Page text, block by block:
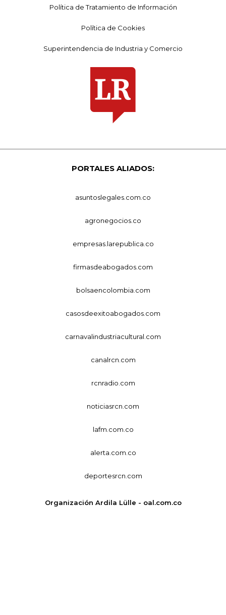
Política de Tratamiento de Información
Política de Cookies
Superintendencia de Industria y Comercio
PORTALES ALIADOS:
asuntoslegales.com.co
agronegocios.co
empresas.larepublica.co
firmasdeabogados.com
bolsaencolombia.com
casosdeexitoabogados.com
carnavalindustriacultural.com
canalrcn.com
rcnradio.com
noticiasrcn.com
lafm.com.co
alerta.com.co
deportesrcn.com
Organización Ardila Lülle - oal.com.co